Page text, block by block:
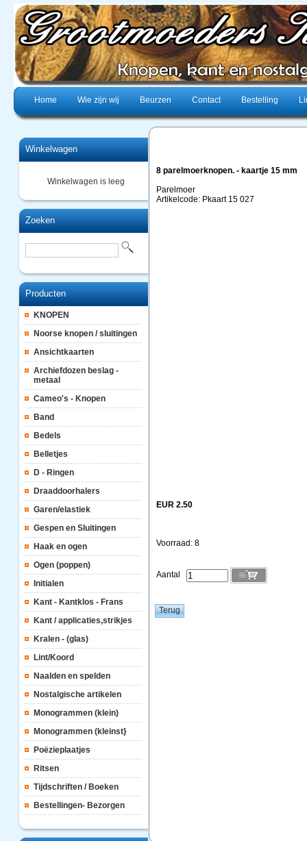
Home Wie zijn wij Beurzen Contact Bestelling
Winkelwagen
Winkelwagen is leeg
Zoeken
Producten
KNOPEN
Noorse knopen / sluitingen
Ansichtkaarten
Archiefdozen beslag -
metaal
Cameo's - Knopen
Band
Bedels
Belletjes
D - Ringen
Draaddoorhalers
Garen/elastiek
Gespen en Sluitingen
Haak en ogen
Ogen (poppen)
Initialen
Kant - Kantklos - Frans
Kant / applicaties,strikjes
Kralen - (glas)
Lint/Koord
Naalden en spelden
Nostalgische artikelen
Monogrammen (klein)
Monogrammen (kleinst}
Poëzieplaatjes
Ritsen
Tijdschriften / Boeken
Bestellingen- Bezorgen
8 parelmoerknopen. - kaartje 15 mm
Parelmoer
Artikelcode: Pkaart 15 027
EUR 2.50
Voorraad: 8
Aantal